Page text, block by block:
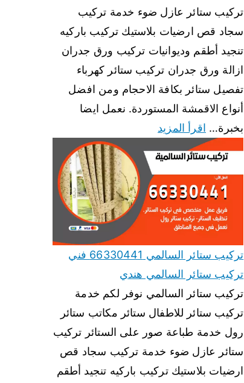
تركيب ستائر عازل ضوء خدمة تركيب
سجاد قص ارضيات بلاستيك تركيب باركيه
تنجيد أطقم وديوانيات تركيب ورق جدران
ازالة ورق جدران تركيب ستائر كهرباء
تفصيل ستائر بكافة الاحجام ومن افضل
أنواع الاقمشة المستوردة. نعمل ايضا
بخبرة… اقرأ المزيد
تركيب ستائر السالمي 66330441 فني
تركيب ستائر السالمي هندي
تركيب ستائر السالمي نوفر لكم خدمة
تركيب ستائر للاطفال ستائر مكاتب ستائر
رول خدمة طباعة صور على الستائر تركيب
ستائر عازل ضوء خدمة تركيب سجاد قص
ارضيات بلاستيك تركيب باركيه تنجيد أطقم